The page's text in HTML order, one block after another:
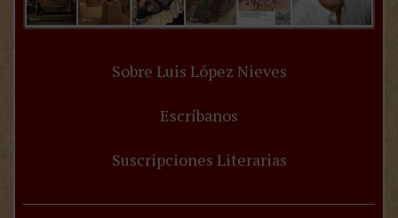
Sobre Luis López Nieves
Escríbanos
Suscripciones Literarias